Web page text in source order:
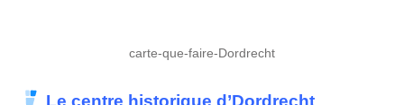
carte-que-faire-Dordrecht